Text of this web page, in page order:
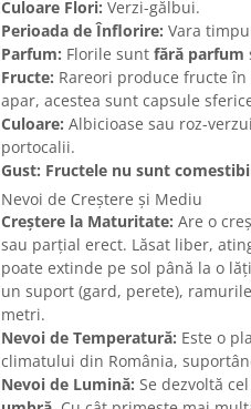
Culoare Flori: Verzi-gălbui.
Perioada de Înflorire: Vara
Parfum: Florile sunt fără parfum
Fructe: Rareori produce fructe
apar, acestea sunt capsule
Culoare: Albicioase sau roz-
portocalii.
Gust: Fructele nu sunt
Nevoi de Creștere și Mediu
Creștere la Maturitate: Are o
sau parțial erect. Lăsat liber,
poate extinde pe sol până la o
un suport (gard, perete),
metri.
Nevoi de Temperatură: Este o
climatului din România,
Nevoi de Lumină: Se dezvoltă